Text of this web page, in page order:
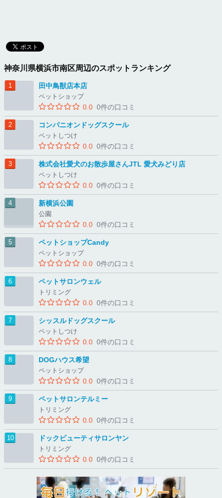
神奈川県横浜市南区周辺のスポットランキング
田中鳥獣店本店
ペットショップ
0.0 0件の口コミ
コンパニオンドッグスクール
ペットしつけ
0.0 0件の口コミ
株式会社愛犬のお散歩屋さんJTL 愛犬みどり店
ペットしつけ
0.0 0件の口コミ
新横浜公園
公園
0.0 0件の口コミ
ペットショップCandy
ペットショップ
0.0 0件の口コミ
ペットサロンウェル
トリミング
0.0 0件の口コミ
シッスルドッグスクール
ペットしつけ
0.0 0件の口コミ
DOGハウス希望
ペットショップ
0.0 0件の口コミ
ペットサロンテルミー
トリミング
0.0 0件の口コミ
ドックビューティサロンヤン
トリミング
0.0 0件の口コミ